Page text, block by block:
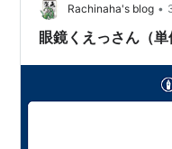
る等の変化技から発動
禁止(強…
Rachinaha's blog •
眼鏡くえっさん（単